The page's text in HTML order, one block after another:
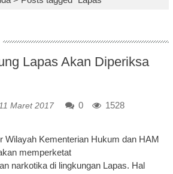
Lapas Akan Diperiksa
11 Maret 2017 0 1528
Wilayah Kementerian Hukum dan HAM
memperketat
narkotika di lingkungan Lapas. Hal